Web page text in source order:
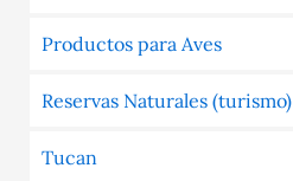
Productos para Aves
Reservas Naturales (turismo)
Tucan